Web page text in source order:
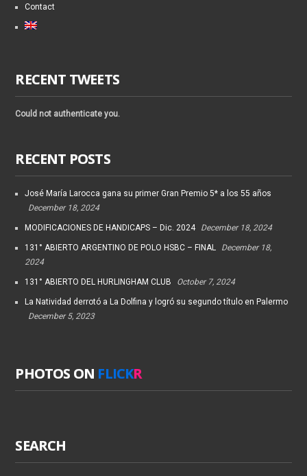
Contact
RECENT TWEETS
Could not authenticate you.
RECENT POSTS
José María Larocca gana su primer Gran Premio 5* a los 55 años
December 18, 2024
MODIFICACIONES DE HANDICAPS – Dic. 2024 December 18, 2024
131° ABIERTO ARGENTINO DE POLO HSBC – FINAL
December 18,
2024
131° ABIERTO DEL HURLINGHAM CLUB October 7, 2024
La Natividad derrotó a La Dolfina y logró su segundo título en Palermo
December 5, 2023
PHOTOS ON FLICKR
SEARCH